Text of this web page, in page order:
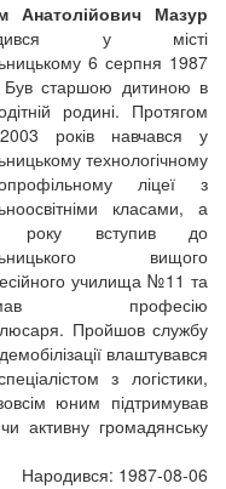
Анатолійович Мазур
у місті
6 серпня 1987
Був старшою дитиною в
родині. Протягом
років навчався у
технологічному
ліцеї з
класами, а
року вступив до
вищого
училища №11 та
професію
Пройшов службу
влаштувався
з логістики,
юним підтримував
активну громадянську
Народився: 1987-08-06